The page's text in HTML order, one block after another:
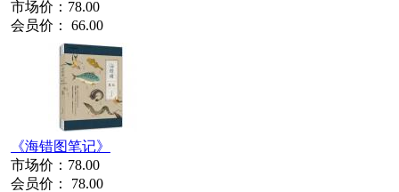
市场价： 78.00
会员价： 66.00
《海错图笔记》
市场价： 78.00
会员价： 78.00